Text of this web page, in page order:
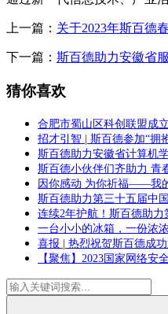
上一篇： 关于2023年斯百德
下一篇： 斯百德助力安徽省
猜你喜欢
合肥市蜀山区科创联盟成
招才引智 | 斯百德参加“拥
斯百德助力安徽省计算机
斯百德小伙伴们齐助力 青
因你感动 为你祈福——我
斯百德助力第三十五届中
连续2年护航！斯百德助
一台小小的冰箱，一份浓
喜报 | 热烈祝贺斯百德成
【聚焦】2023国家网络安